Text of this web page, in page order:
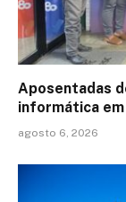
Aposentadas
informática
agosto 6, 2026